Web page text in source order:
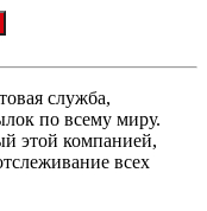
служба,
по всему миру.
этой компанией,
всех